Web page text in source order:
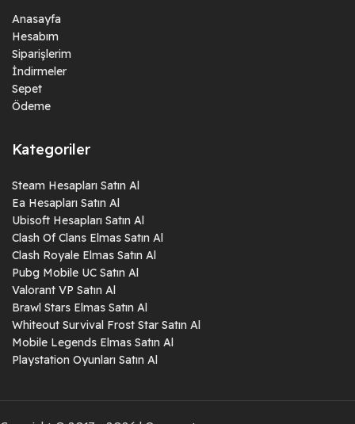
Anasayfa
Hesabım
Siparişlerim
İndirmeler
Sepet
Ödeme
Kategoriler
Steam Hesapları Satın Al
Ea Hesapları Satın Al
Ubisoft Hesapları Satın Al
Clash Of Clans Elmas Satın Al
Clash Royale Elmas Satın Al
Pubg Mobile UC Satın Al
Valorant VP Satın Al
Brawl Stars Elmas Satın Al
Whiteout Survival Frost Star Satın Al
Mobile Legends Elmas Satın Al
Playstation Oyunları Satın Al